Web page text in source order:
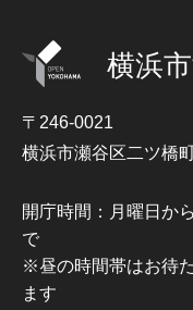
横浜
〒246-0021
横浜市瀬谷区二ツ橋
開庁時間：月曜日か
で
※昼の時間帯はお待
ます